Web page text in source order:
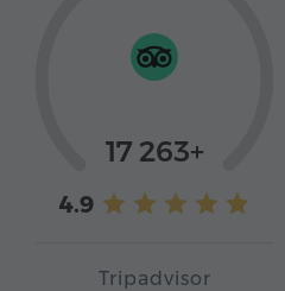
17 263+
4.9
Tripadvisor